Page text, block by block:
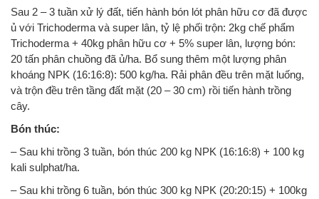
Sau 2 – 3 tuần xử lý đất, tiến hành bón lót phân hữu cơ đã được
ủ với Trichoderma và super lân, tỷ lệ phối trộn: 2kg chế phẩm
Trichoderma + 40kg phân hữu cơ + 5% super lân, lượng bón:
20 tấn phân chuồng đã ủ/ha. Bổ sung thêm một lượng phân
khoáng NPK (16:16:8): 500 kg/ha. Rải phân đều trên mặt luống,
và trộn đều trên tầng đất mặt (20 – 30 cm) rồi tiến hành trồng
cây.
Bón thúc:
– Sau khi trồng 3 tuần, bón thúc 200 kg NPK (16:16:8) + 100 kg
kali sulphat/ha.
– Sau khi trồng 6 tuần, bón thúc 300 kg NPK (20:20:15) + 100kg